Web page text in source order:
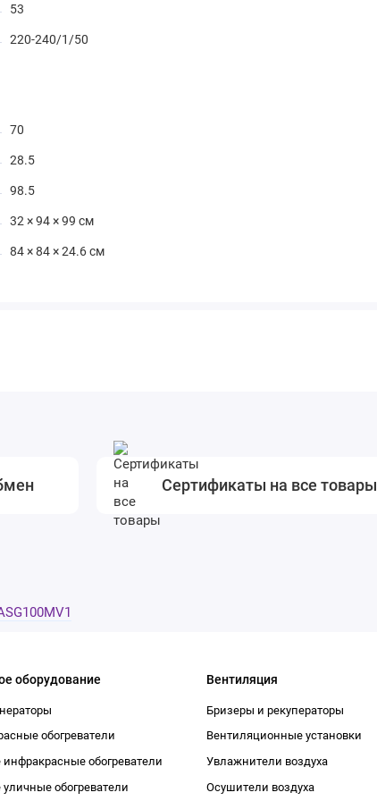
53
220-240/1/50
70
28.5
98.5
32 × 94 × 99 см
84 × 84 × 24.6 см
Сертификаты на все товары
оборудование
обогреватели
инфракрасные обогреватели
уличные обогреватели
Вентиляция
Бризеры и рекуператоры
Вентиляционные установки
Увлажнители воздуха
Осушители воздуха